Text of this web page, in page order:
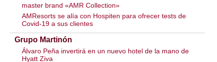
master brand «AMR Collection»
AMResorts se alía con Hospiten para ofrecer tests de
Covid-19 a sus clientes
Grupo Martinón
Álvaro Peña invertirá en un nuevo hotel de la mano de
Hyatt Ziva